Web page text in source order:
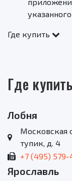
Где купить
Где купить
Лобня
Московская
тупик, д. 4
+7 (495)
Ярославль